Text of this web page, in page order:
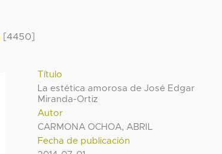
[4450]
Título
La estética amorosa de José Edgar
Miranda-Ortiz
Autor
CARMONA OCHOA, ABRIL
Fecha de publicación